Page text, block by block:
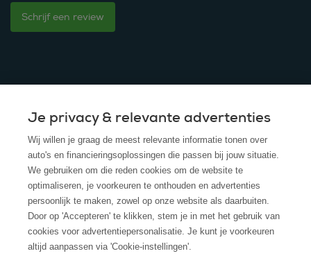
Schrijf een review
© 2025 - ROS Krediet Service
Algemene Voorwaarden
Disclaimer
Privacy Policy
Cookies
Je privacy & relevante advertenties
Wij willen je graag de meest relevante informatie tonen over
auto's en financieringsoplossingen die passen bij jouw situatie.
We gebruiken om die reden cookies om de website te
optimaliseren, je voorkeuren te onthouden en advertenties
persoonlijk te maken, zowel op onze website als daarbuiten.
Door op 'Accepteren' te klikken, stem je in met het gebruik van
cookies voor advertentiepersonalisatie. Je kunt je voorkeuren
altijd aanpassen via 'Cookie-instellingen'.